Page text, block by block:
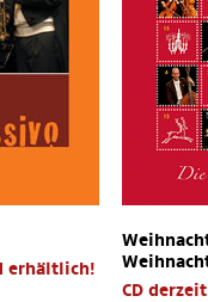
erhältlich!
CD